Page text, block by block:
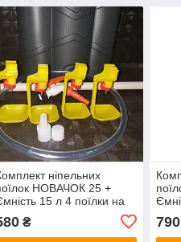
ніпельних
НОВАЧОК 25 +
15 л 4 поїлки на
КНП25
₴ 790